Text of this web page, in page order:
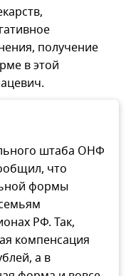
получение
в этой
штаба ОНФ
что
формы
РФ. Так,
компенсация
а в